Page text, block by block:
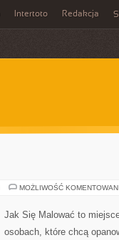
Intertoto Redakcja
MOŻLIWOŚĆ
Jak Się Malować to
osobach, które chcą